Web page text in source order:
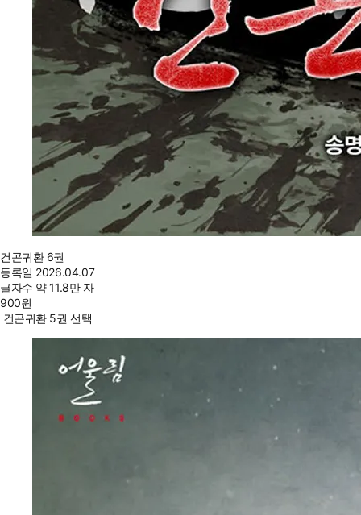
건곤귀환 6권
등록일 2026.04.07
글자수 약 11.8만 자
900원
건곤귀환 5권 선택